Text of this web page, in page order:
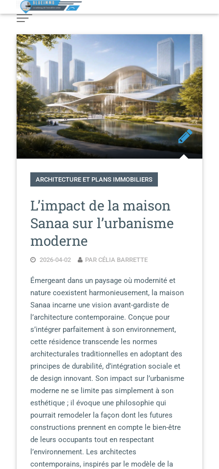
to
ARCHITECTURE ET PLANS IMMOBILIERS
L’impact de la maison
Sanaa sur l’urbanisme
moderne
2026-04-02 PAR CÉLIA BARRETTE
Émergeant dans un paysage où modernité et
nature coexistent harmonieusement, la maison
Sanaa incarne une vision avant-gardiste de
l’architecture contemporaine. Conçue pour
s’intégrer parfaitement à son environnement,
cette résidence transcende les normes
architecturales traditionnelles en adoptant des
principes de durabilité, d’intégration sociale et
de design innovant. Son impact sur l’urbanisme
moderne ne se limite pas simplement à son
esthétique ; il évoque une philosophie qui
pourrait remodeler la façon dont les futures
constructions prennent en compte le bien-être
de leurs occupants tout en respectant
l’environnement. Les architectes
contemporains, inspirés par le modèle de la